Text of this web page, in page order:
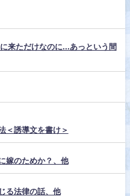
来ただけなのに...あっという間
＜誘導文を書け＞
嫁のためか？、他
る法律の話、他